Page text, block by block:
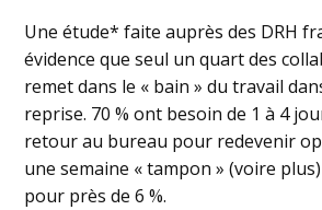
Une étude* faite auprès des DRH
évidence que seul un quart des
remet dans le « bain » du travail
reprise. 70 % ont besoin de 1 à 4
retour au bureau pour redevenir
une semaine « tampon » (voire
pour près de 6 %.